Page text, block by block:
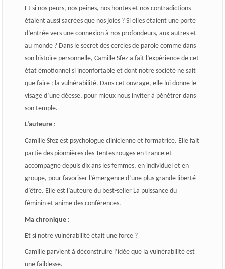
Et si nos peurs, nos peines, nos hontes et nos contradictions
étaient aussi sacrées que nos joies ? Si elles étaient une porte
d’entrée vers une connexion à nos profondeurs, aux autres et
au monde ? Dans le secret des cercles de parole comme dans
son histoire personnelle, Camille Sfez a fait l’expérience de cet
état émotionnel si inconfortable et dont notre société ne sait
que faire : la vulnérabilité. Dans cet ouvrage, elle lui donne le
visage d’une déesse, pour mieux nous inviter à pénétrer dans
son temple.
L’auteure:
Camille Sfez est psychologue clinicienne et formatrice. Elle fait
partie des pionnières des Tentes rouges en France et
accompagne depuis dix ans les femmes, en individuel et en
groupe, pour favoriser l’émergence d’une plus grande liberté
d’être. Elle est l’auteure du best-sellerLa puissance du
féminin et anime des conférences.
Ma chronique :
Et si notre vulnérabilité était une force ?
Camille parvient à déconstruire l’idée que la vulnérabilité est
une faiblesse.